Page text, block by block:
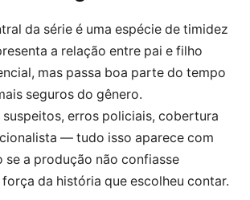
da série é uma espécie de timidez
a relação entre pai e filho
mas passa boa parte do tempo
seguros do gênero.
erros policiais, cobertura
— tudo isso aparece com
se a produção não confiasse
da história que escolheu contar.